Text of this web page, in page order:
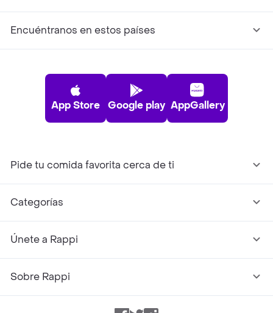
Encuéntranos en estos países
App Store Google play AppGallery
Pide tu comida favorita cerca de ti
Categorías
Únete a Rappi
Sobre Rappi